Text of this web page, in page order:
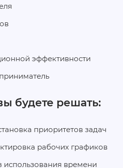
эффективности
будете решать:
приоритетов задач
рабочих графиков
использования времени